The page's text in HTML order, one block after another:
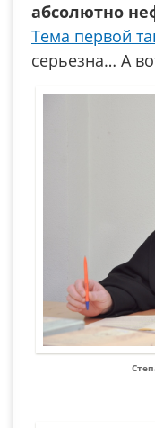
абсолютно
Тема первой
серьезна… А